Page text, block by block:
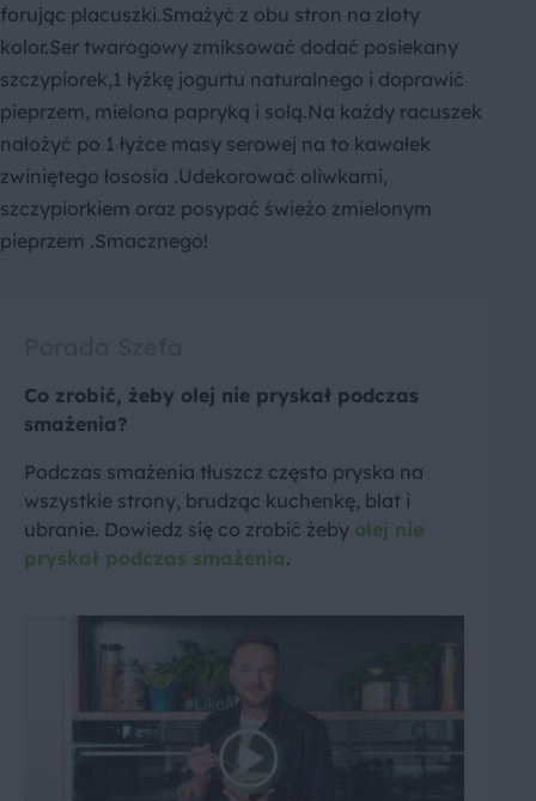
forując placuszki.Smażyć z obu stron na złoty
kolor.Ser twarogowy zmiksować dodać posiekany
szczypiorek,1 łyżkę jogurtu naturalnego i doprawić
pieprzem, mielona papryką i solą.Na każdy racuszek
nałożyć po 1 łyżce masy serowej na to kawałek
zwiniętego łososia .Udekorować oliwkami,
szczypiorkiem oraz posypać świeżo zmielonym
pieprzem .Smacznego!
Co zrobić, żeby olej nie pryskał podczas
smażenia?
Podczas smażenia tłuszcz często pryska na
wszystkie strony, brudząc kuchenkę, blat i
ubranie. Dowiedz się co zrobić żeby olej nie
pryskał podczas smażenia.